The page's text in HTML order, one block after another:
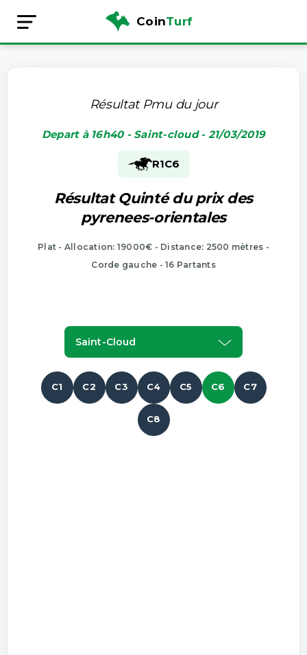
CoinTurf
Résultat Pmu du jour
Depart à 16h40 - Saint-cloud - 21/03/2019
R1C6
Résultat Quinté du prix des
pyrenees-orientales
Plat - Allocation: 19000€ - Distance: 2500 mètres -
Corde gauche - 16 Partants
Saint-Cloud
C1 C2 C3 C4 C5 C6 C7
C8